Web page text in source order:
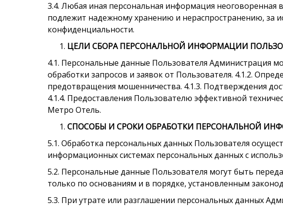
3.4. Любая иная персональная информация
подлежит надежному хранению и нераспространению, за
конфиденциальности.
ЦЕЛИ СБОРА ПЕРСОНАЛЬНОЙ ИНФОРМАЦИИ
4.1. Персональные данные Пользователя Администрация
обработки запросов и заявок от Пользователя. 4.1.2.
предотвращения мошенничества. 4.1.3. Подтверждения
4.1.4. Предоставления Пользователю эффективной
Метро Отель.
СПОСОБЫ И СРОКИ ОБРАБОТКИ ПЕРСОНАЛЬНОЙ
5.1. Обработка персональных данных Пользователя
информационных системах персональных данных с
5.2. Персональные данные Пользователя могут быть
только по основаниям и в порядке, установленным
5.3. При утрате или разглашении персональных данных